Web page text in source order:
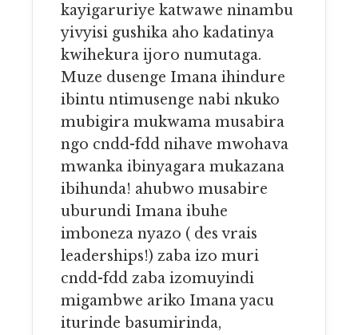
kayigaruriye katwawe ninambu
yivyisi gushika aho kadatinya
kwihekura ijoro numutaga.
Muze dusenge Imana ihindure
ibintu ntimusenge nabi nkuko
mubigira mukwama musabira
ngo cndd-fdd nihave mwohava
mwanka ibinyagara mukazana
ibihunda! ahubwo musabire
uburundi Imana ibuhe
imboneza nyazo ( des vrais
leaderships!) zaba izo muri
cndd-fdd zaba izomuyindi
migambwe ariko Imana yacu
iturinde basumirinda,